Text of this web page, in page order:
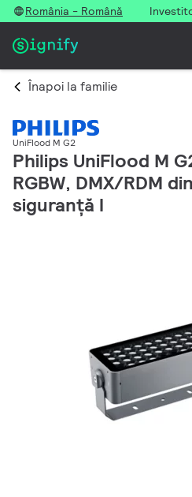
România - Română
Înapoi la familie
UniFlood M G2
Philips UniFlood M
RGBW, DMX/RDM
siguranță I